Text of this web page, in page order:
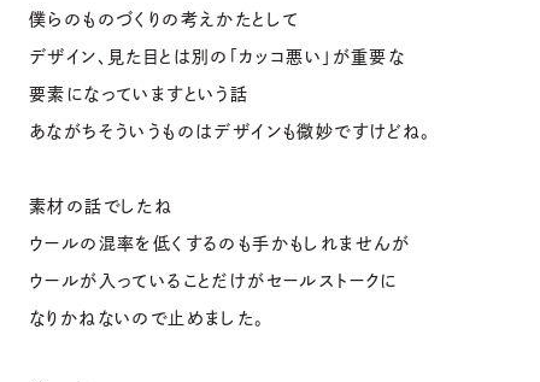
僕らのものづくりの考えかたとして
デザイン、見た目とは別の「カッコ悪い」が重要な
要素になっていますという話
あながちそういうものはデザインも微妙ですけどね。
素材の話でしたね
ウールの混率を低くするのも手かもしれませんが
ウールが入っていることだけがセールストークに
なりかねないので止めました。